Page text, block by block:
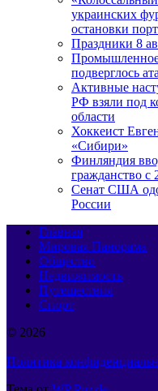
украинских
остановки
Праздники 8
Промышленное
подверглось
Активные
РФ взяли под
области
Хоккеист
«Сибири»
Финляндия
гражданство с
Сенат США
России
Главная
Мировая Панорама
Общество
Недвижимость
Путешествия
Спорт
© 2026
Политика